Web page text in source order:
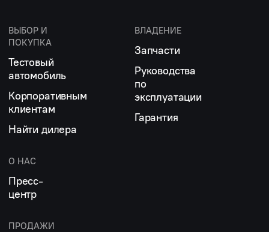
ВЫБОР И
ПОКУПКА
Тестовый
автомобиль
Корпоративным
клиентам
Найти дилера
ВЛАДЕНИЕ
Запчасти
Руководства
по
эксплуатации
Гарантия
О НАС
Пресс-
центр
ПРОДАЖИ